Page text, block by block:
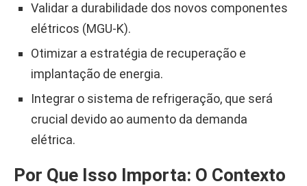
Validar a durabilidade dos novos componentes
elétricos (MGU-K).
Otimizar a estratégia de recuperação e
implantação de energia.
Integrar o sistema de refrigeração, que será
crucial devido ao aumento da demanda
elétrica.
Por Que Isso Importa: O Contexto